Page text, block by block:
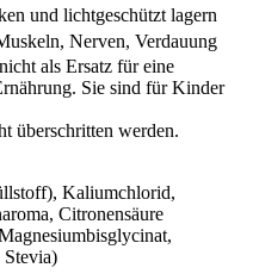
und lichtgeschützt lagern
Nerven, Verdauung
als Ersatz für eine
Sie sind für Kinder
überschritten werden.
Kaliumchlorid,
Citronensäure
Stevia)